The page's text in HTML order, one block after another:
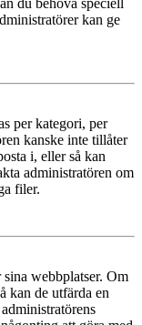
du behöva speciell
kan ge
per kategori, per
kanske inte tillåter
i, eller så kan
administratören om
filer.
webbplatser. Om
kan de utfärda en